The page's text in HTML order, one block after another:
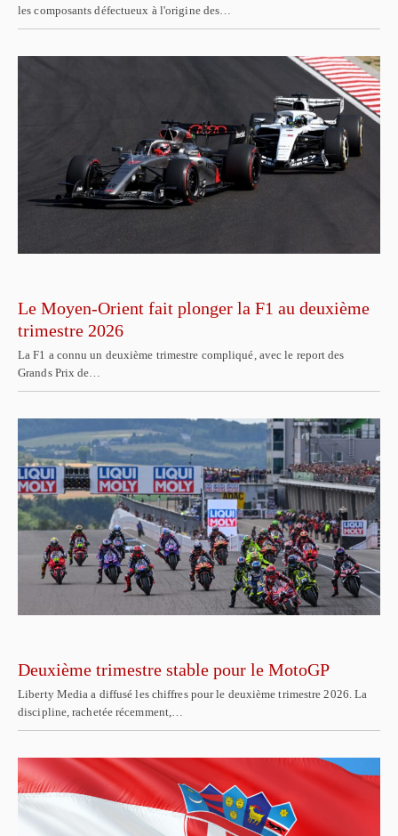
les composants défectueux à l'origine des…
Le Moyen-Orient fait plonger la F1 au deuxième
trimestre 2026
La F1 a connu un deuxième trimestre compliqué, avec le report des
Grands Prix de…
Deuxième trimestre stable pour le MotoGP
Liberty Media a diffusé les chiffres pour le deuxième trimestre 2026. La
discipline, rachetée récemment,…